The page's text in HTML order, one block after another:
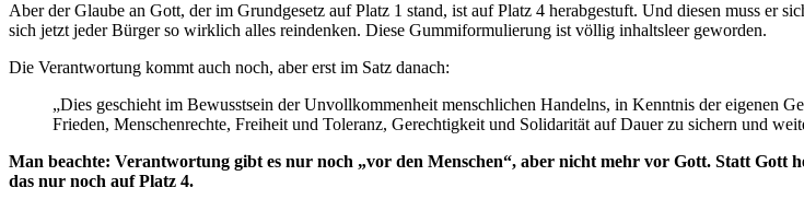
Aber der Glaube an Gott, der im Grundgesetz auf Platz 1 stand, ist auf Platz 4 herabgestuft. Und diesen muss er
sich jetzt jeder Bürger so wirklich alles reindenken. Diese Gummiformulierung ist völlig inhaltsleer geworden.
Die Verantwortung kommt auch noch, aber erst im Satz danach:
„Dies geschieht im Bewusstsein der Unvollkommenheit menschlichen Handelns, in Kenntnis der eigenen
Frieden, Menschenrechte, Freiheit und Toleranz, Gerechtigkeit und Solidarität auf Dauer zu sichern und
Man beachte: Verantwortung gibt es nur noch „vor den Menschen“, aber nicht mehr vor Gott. Statt Gott
das nur noch auf Platz 4.